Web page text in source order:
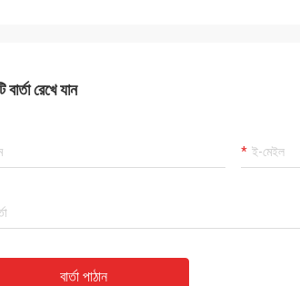
বার্তা রেখে যান
বার্তা পাঠান